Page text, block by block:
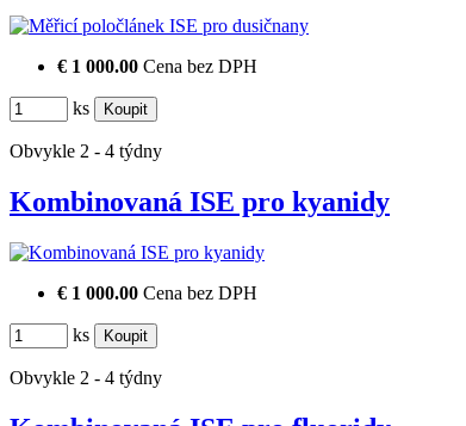
€ 1 000.00 Cena bez DPH
ks
Obvykle 2 - 4 týdny
Kombinovaná ISE pro kyanidy
€ 1 000.00 Cena bez DPH
ks
Obvykle 2 - 4 týdny